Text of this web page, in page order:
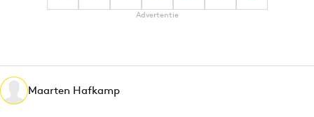
Interne communicatie
Martech
Media
Advertentie
Maarten Hafkamp